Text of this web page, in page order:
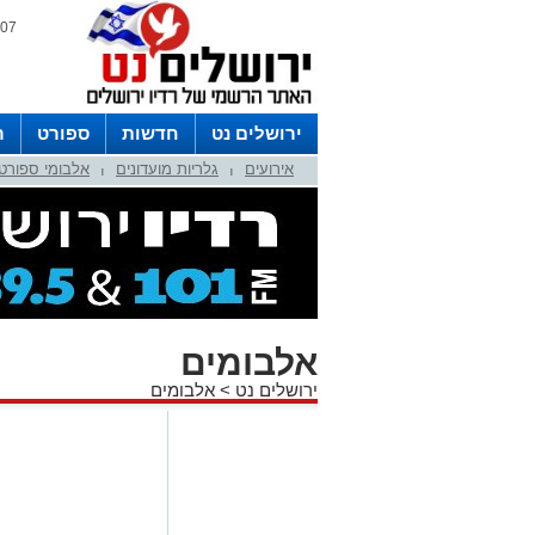
07 אוגוסט 2026 / 07:39
ירושלים נט חדשות ספורט
לפרסום ברדיו צרו קשר
לוח אירועים גלריות מועדונים אלבומי ספורט
אלבומים
ירושלים נט > אלבומים